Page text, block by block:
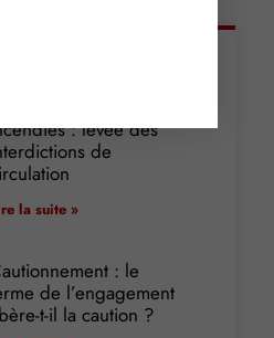
: levée des
de
la suite »
: le
de l’engagement
t-il la caution ?